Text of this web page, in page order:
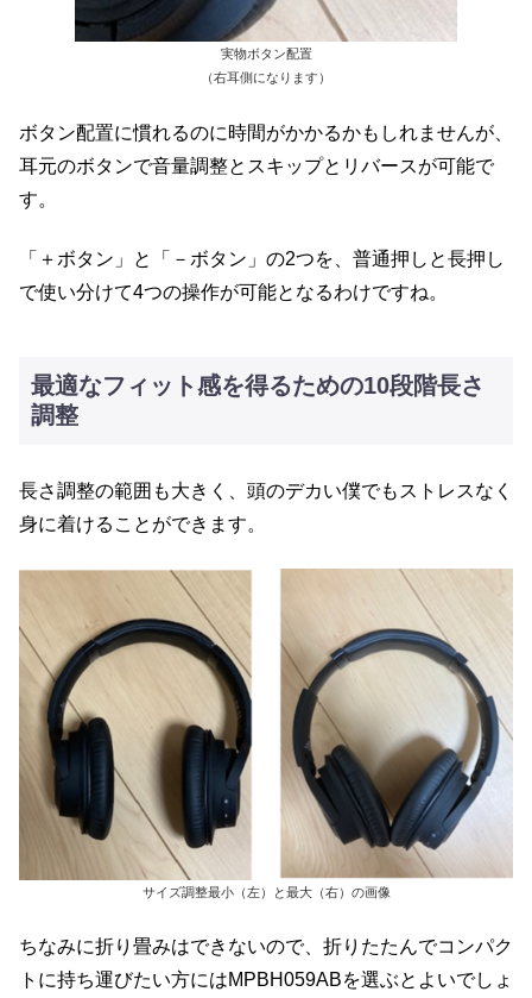
実物ボタン配置
（右耳側になります）
ボタン配置に慣れるのに時間がかかるかもしれませんが、
耳元のボタンで音量調整とスキップとリバースが可能で
す。
「＋ボタン」と「－ボタン」の2つを、普通押しと長押し
で使い分けて4つの操作が可能となるわけですね。
最適なフィット感を得るための10段階長さ
調整
長さ調整の範囲も大きく、頭のデカい僕でもストレスなく
身に着けることができます。
サイズ調整最小（左）と最大（右）の画像
ちなみに折り畳みはできないので、折りたたんでコンパク
トに持ち運びたい方にはMPBH059ABを選ぶとよいでしょ